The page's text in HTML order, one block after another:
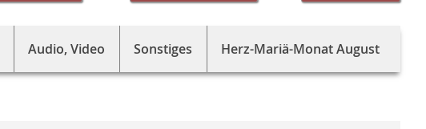
Audio, Video Sonstiges Herz-Mariä-Monat August